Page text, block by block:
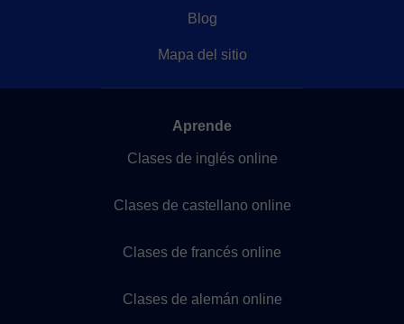
Blog
Mapa del sitio
Aprende
Clases de inglés online
Clases de castellano online
Clases de francés online
Clases de alemán online